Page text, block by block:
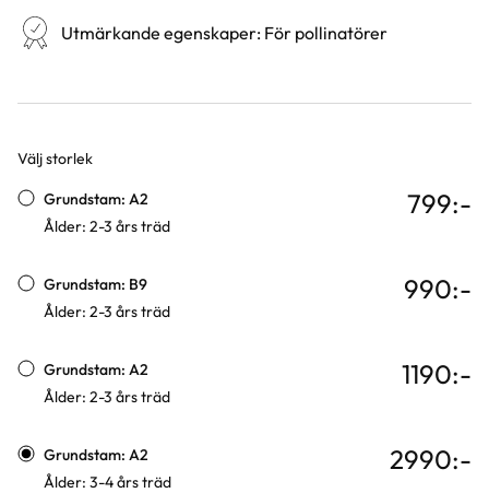
Utmärkande egenskaper: För pollinatörer
Välj storlek
Varianter
Grundstam: A2
Ålder: 2-3 års träd
799:-
Grundstam: B9
Ålder: 2-3 års träd
990:-
Grundstam: A2
Ålder: 2-3 års träd
1190:-
Grundstam: A2
Ålder: 3-4 års träd
2990:-